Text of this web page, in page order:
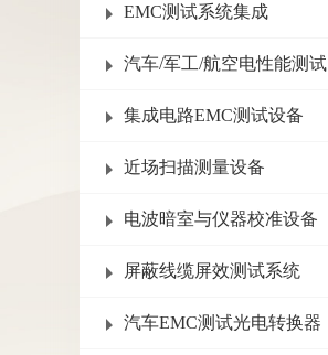
EMC测试系统集成
汽车/军工/航空电性能测试
集成电路EMC测试设备
近场扫描测量设备
电波暗室与仪器校准设备
屏蔽线缆屏效测试系统
汽车EMC测试光电转换器